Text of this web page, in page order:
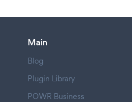
Main
Blog
Plugin Library
POWR Business